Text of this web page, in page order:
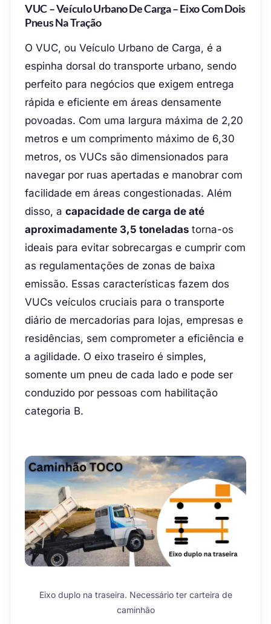
VUC – Veículo Urbano De Carga – Eixo Com Dois
Pneus Na Tração
O VUC, ou Veículo Urbano de Carga, é a
espinha dorsal do transporte urbano, sendo
perfeito para negócios que exigem entrega
rápida e eficiente em áreas densamente
povoadas. Com uma largura máxima de 2,20
metros e um comprimento máximo de 6,30
metros, os VUCs são dimensionados para
navegar por ruas apertadas e manobrar com
facilidade em áreas congestionadas. Além
disso, a capacidade de carga de até
aproximadamente 3,5 toneladas torna-os
ideais para evitar sobrecargas e cumprir com
as regulamentações de zonas de baixa
emissão. Essas características fazem dos
VUCs veículos cruciais para o transporte
diário de mercadorias para lojas, empresas e
residências, sem comprometer a eficiência e
a agilidade. O eixo traseiro é simples,
somente um pneu de cada lado e pode ser
conduzido por pessoas com habilitação
categoria B.
Eixo duplo na traseira. Necessário ter carteira de
caminhão